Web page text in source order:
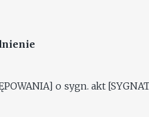
o sygn. akt